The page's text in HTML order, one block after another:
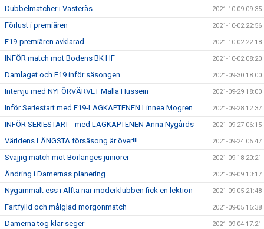
Dubbelmatcher i Västerås 2021-10-09 09:35
Förlust i premiären 2021-10-02 22:56
F19-premiären avklarad 2021-10-02 22:18
INFÖR match mot Bodens BK HF 2021-10-02 08:20
Damlaget och F19 inför säsongen 2021-09-30 18:00
Intervju med NYFÖRVÄRVET Malla Hussein 2021-09-29 18:00
Inför Seriestart med F19-LAGKAPTENEN Linnea Mogren 2021-09-28 12:37
INFÖR SERIESTART - med LAGKAPTENEN Anna Nygårds 2021-09-27 06:15
Världens LÄNGSTA försäsong är över!!! 2021-09-24 06:47
Svajjig match mot Borlänges juniorer 2021-09-18 20:21
Ändring i Damernas planering 2021-09-09 13:17
Nygammalt ess i Alfta när moderklubben fick en lektion 2021-09-05 21:48
Fartfylld och målglad morgonmatch 2021-09-05 16:38
Damerna tog klar seger 2021-09-04 17:21